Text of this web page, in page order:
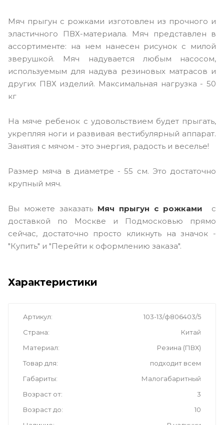
Мяч прыгун с рожками изготовлен из прочного и
эластичного ПВХ-материала. Мяч представлен в
ассортименте: на нем нанесен рисунок с милой
зверушкой. Мяч надувается любым насосом,
используемым для надува резиновых матрасов и
других ПВХ изделий. Максимальная нагрузка - 50
кг
На мяче ребенок с удовольствием будет прыгать,
укрепляя ноги и развивая вестибулярный аппарат.
Занятия с мячом - это энергия, радость и веселье!
Размер мяча в диаметре - 55 см. Это достаточно
крупный мяч.
Вы можете заказать Мяч прыгун с рожками с
доставкой по Москве и Подмосковью прямо
сейчас, достаточно просто кликнуть на значок -
"Купить" и "Перейти к оформлению заказа".
Характеристики
Артикул
103-13/ф806403/5
Страна
Китай
Материал
Резина (ПВХ)
Товар для
подходит всем
Габариты
Малогабаритный
Возраст от
3
Возраст до
10